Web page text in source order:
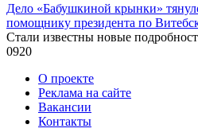
Дело «Бабушкиной крынки»
помощнику президента по
Стали известны новые
0920
О проекте
Реклама на сайте
Вакансии
Контакты